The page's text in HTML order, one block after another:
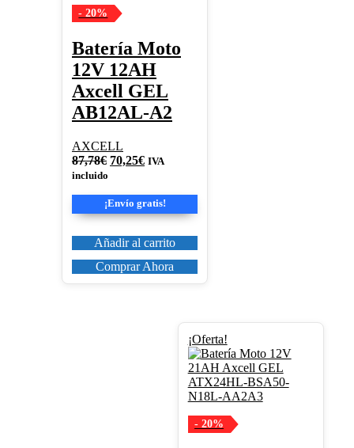
- 20%
Batería Moto
12V 12AH
Axcell GEL
AB12AL-A2
AXCELL
87,78€ El
era:
87,78€.
70,25€El
es:
70,25€.
IVA
incluido
¡Envío gratis!
Añadir al carrito
Comprar Ahora
¡Oferta!
- 20%